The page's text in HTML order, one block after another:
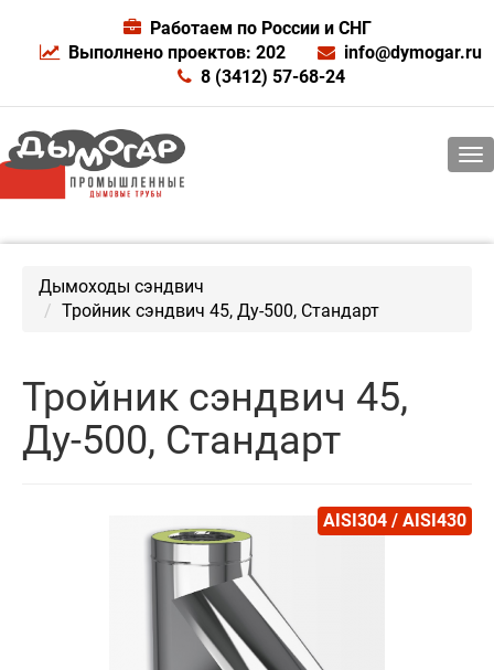
Работаем по России и СНГ
Выполнено проектов: 202
info@dymogar.ru
8 (3412) 57-68-24
Дымоходы сэндвич
Тройник сэндвич 45, Ду-500, Стандарт
Тройник сэндвич 45,
Ду-500, Стандарт
AISI304 / AISI430